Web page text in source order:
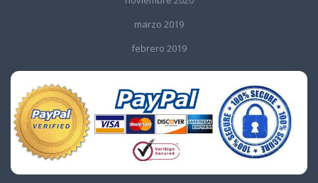
marzo 2019
febrero 2019